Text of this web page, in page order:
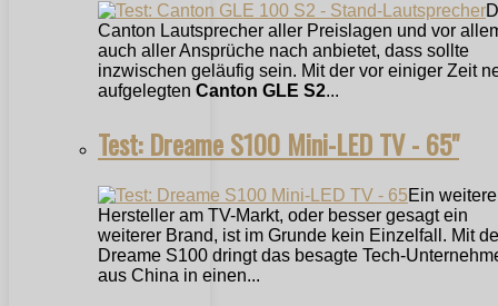
Canton Lautsprecher aller Preislagen und vor
auch aller Ansprüche nach anbietet, dass sollte
inzwischen geläufig sein. Mit der vor einiger Zeit
aufgelegten Canton GLE S2...
Test: Dreame S100 Mini-LED TV - 65"
Ein
Hersteller am TV-Markt, oder besser gesagt ein
weiterer Brand, ist im Grunde kein Einzelfall. Mit
Dreame S100 dringt das besagte Tech-
aus China in einen...